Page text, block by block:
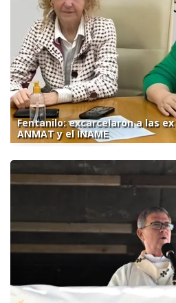
Fentanilo: excarcelaron a las
ANMAT y el INAME